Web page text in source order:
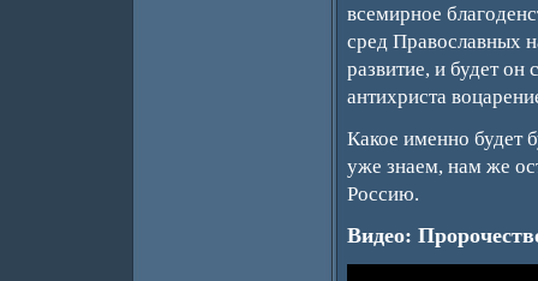
всемирное
сред Православных
развитие, и будет он
антихриста
Какое именно будет
уже знаем, нам же
Россию.
Видео: